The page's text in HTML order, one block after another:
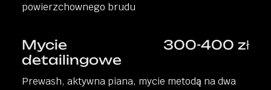
powierzchownego brudu
Mycie
detailingowe
300-400 zł
Prewash, aktywna piana, mycie metodą na dwa